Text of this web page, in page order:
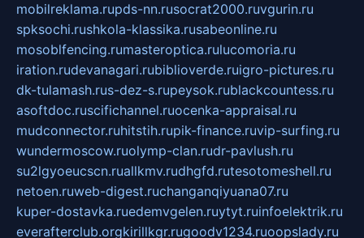
mobilreklama.rupds-nn.rusocrat2000.ruvgurin.ru
spksochi.rushkola-klassika.rusabeonline.ru
mosoblfencing.rumasteroptica.rulucomoria.ru
iration.rudevanagari.rubiblioverde.ruigro-pictures.ru
dk-tulamash.rus-dez-s.rupeysok.rublackcountess.ru
asoftdoc.ruscifichannel.ruocenka-appraisal.ru
mudconnector.ruhitstih.rupik-finance.ruvip-surfing.ru
wundermoscow.ruolymp-clan.rudr-pavlush.ru
su2lgyoeucscn.ruallkmv.rudhgfd.rutesotomeshell.ru
netoen.ruweb-digest.ruchanganqiyuana07.ru
kuper-dostavka.ruedemvgelen.ruytyt.ruinfoelektrik.ru
everafterclub.orgkirillkgr.rugoodv1234.ruoopslady.ru